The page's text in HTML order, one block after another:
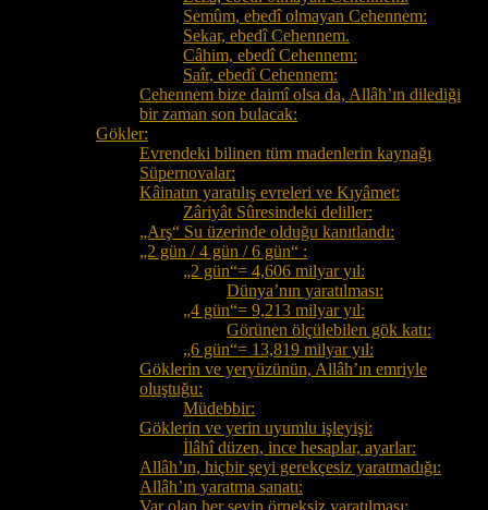
Semûm, ebedî olmayan Cehennem:
Sekar, ebedî Cehennem.
Câhim, ebedî Cehennem:
Saîr, ebedî Cehennem:
Cehennem bize daimî olsa da, Allâh’ın dilediği
bir zaman son bulacak:
Gökler:
Evrendeki bilinen tüm madenlerin kaynağı
Süpernovalar:
Kâinatın yaratılış evreleri ve Kıyâmet:
Zâriyât Sûresindeki deliller:
„Arş“ Su üzerinde olduğu kanıtlandı:
„2 gün / 4 gün / 6 gün“ :
„2 gün“= 4,606 milyar yıl:
Dünya’nın yaratılması:
„4 gün“= 9,213 milyar yıl:
Görünen ölçülebilen gök katı:
„6 gün“= 13,819 milyar yıl:
Göklerin ve yeryüzünün, Allâh’ın emriyle
oluştuğu:
Müdebbir:
Göklerin ve yerin uyumlu işleyişi:
İlâhî düzen, ince hesaplar, ayarlar:
Allâh’ın, hiçbir şeyi gerekçesiz yaratmadığı:
Allâh’ın yaratma sanatı:
Var olan her şeyin örneksiz yaratılması: